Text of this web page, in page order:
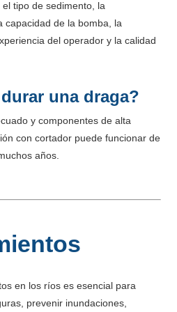
tipo de sedimento, la
capacidad de la bomba, la
del operador y la calidad
una draga?
y componentes de alta
con cortador puede funcionar de
años.
en los ríos es esencial para
prevenir inundaciones,